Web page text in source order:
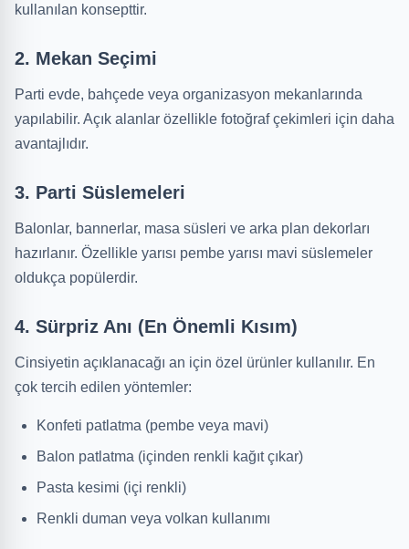
kullanılan konsepttir.
2. Mekan Seçimi
Parti evde, bahçede veya organizasyon mekanlarında
yapılabilir. Açık alanlar özellikle fotoğraf çekimleri için daha
avantajlıdır.
3. Parti Süslemeleri
Balonlar, bannerlar, masa süsleri ve arka plan dekorları
hazırlanır. Özellikle yarısı pembe yarısı mavi süslemeler
oldukça popülerdir.
4. Sürpriz Anı (En Önemli Kısım)
Cinsiyetin açıklanacağı an için özel ürünler kullanılır. En
çok tercih edilen yöntemler:
Konfeti patlatma (pembe veya mavi)
Balon patlatma (içinden renkli kağıt çıkar)
Pasta kesimi (içi renkli)
Renkli duman veya volkan kullanımı